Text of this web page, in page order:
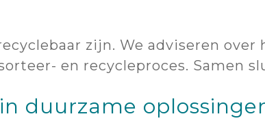
zijn. We adviseren over
en recycleproces. Samen
duurzame